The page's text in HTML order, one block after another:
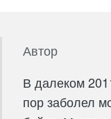
Автор
В далеком
пор заболел